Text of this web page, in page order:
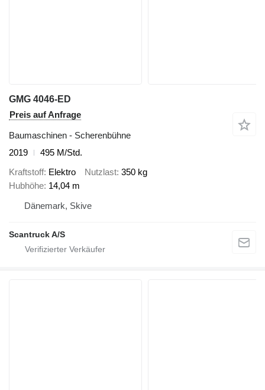
GMG 4046-ED
Preis auf Anfrage
Baumaschinen - Scherenbühne
2019
495 M/Std.
Kraftstoff Elektro Nutzlast 350 kg
Hubhöhe 14,04 m
Dänemark, Skive
Scantruck A/S